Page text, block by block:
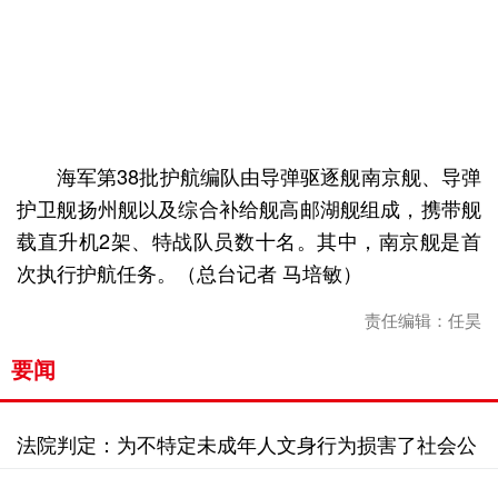
海军第38批护航编队由导弹驱逐舰南京舰、导弹
护卫舰扬州舰以及综合补给舰高邮湖舰组成，携带舰
载直升机2架、特战队员数十名。其中，南京舰是首
次执行护航任务。（总台记者 马培敏）
责任编辑：任昊
要闻
法院判定：为不特定未成年人文身行为损害了社会公